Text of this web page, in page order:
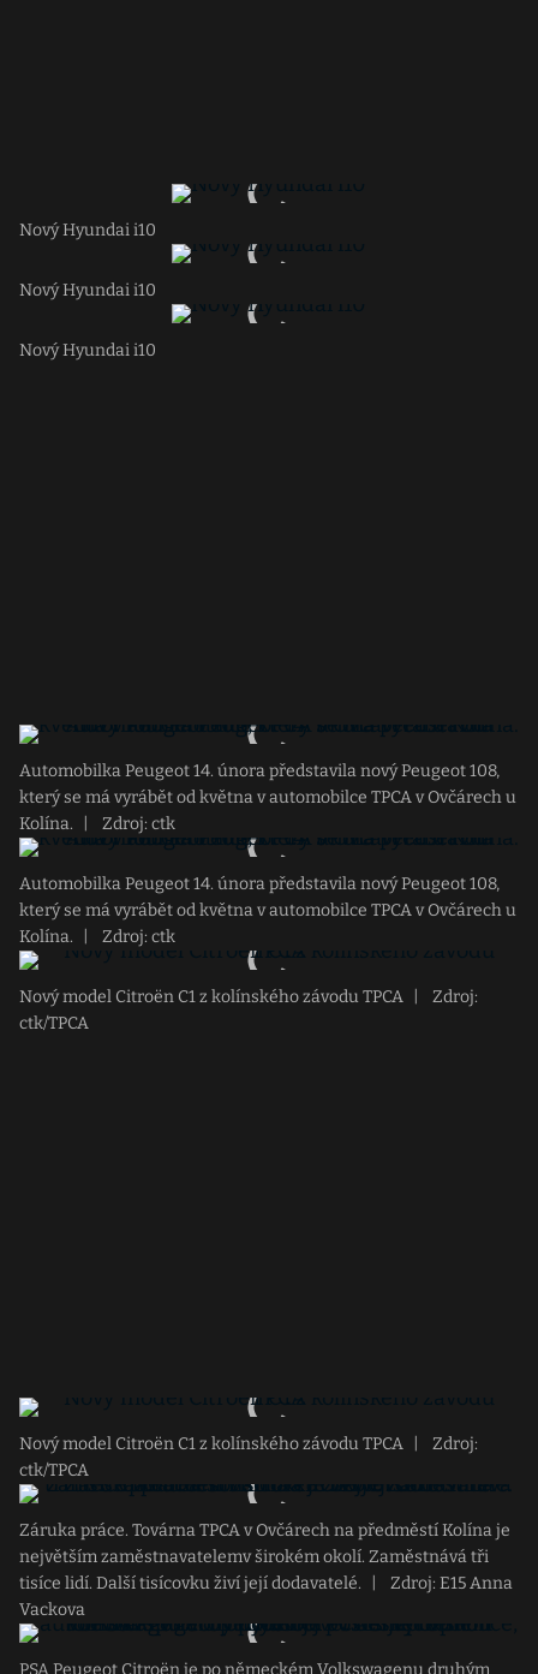
Nový Hyundai i10
Nový Hyundai i10
Nový Hyundai i10
Automobilka Peugeot 14. února představila nový Peugeot 108,
který se má vyrábět od května v automobilce TPCA v Ovčárech u
Kolína.
Zdroj: ctk
Automobilka Peugeot 14. února představila nový Peugeot 108,
který se má vyrábět od května v automobilce TPCA v Ovčárech u
Kolína.
Zdroj: ctk
Nový model Citroën C1 z kolínského závodu TPCA
Zdroj:
ctk/TPCA
Nový model Citroën C1 z kolínského závodu TPCA
Zdroj:
ctk/TPCA
Záruka práce. Továrna TPCA v Ovčárech na předměstí Kolína je
největším zaměstnavatelemv širokém okolí. Zaměstnává tři
tisíce lidí. Další tisícovku živí její dodavatelé.
Zdroj: E15 Anna
Vackova
PSA Peugeot Citroën je po německém Volkswagenu druhým